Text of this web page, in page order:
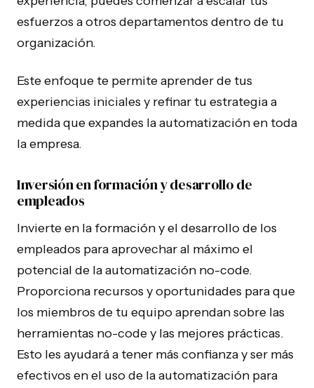
esfuerzos a otros departamentos dentro de tu
organización.
Este enfoque te permite aprender de tus
experiencias iniciales y refinar tu estrategia a
medida que expandes la automatización en toda
la empresa.
Inversión en formación y desarrollo de
empleados
Invierte en la formación y el desarrollo de los
empleados para aprovechar al máximo el
potencial de la automatización no-code.
Proporciona recursos y oportunidades para que
los miembros de tu equipo aprendan sobre las
herramientas no-code y las mejores prácticas.
Esto les ayudará a tener más confianza y ser más
efectivos en el uso de la automatización para